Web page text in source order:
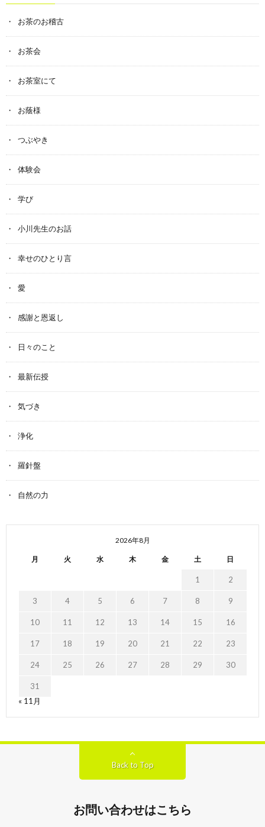
お茶のお稽古
お茶会
お茶室にて
お蔭様
つぶやき
体験会
学び
小川先生のお話
幸せのひとり言
愛
感謝と恩返し
日々のこと
最新伝授
気づき
浄化
羅針盤
自然の力
2026年8月
月 火 水 木 金 土 日
1 2
3 4 5 6 7 8 9
10 11 12 13 14 15 16
17 18 19 20 21 22 23
24 25 26 27 28 29 30
31
« 11月
Back to Top
お問い合わせはこちら